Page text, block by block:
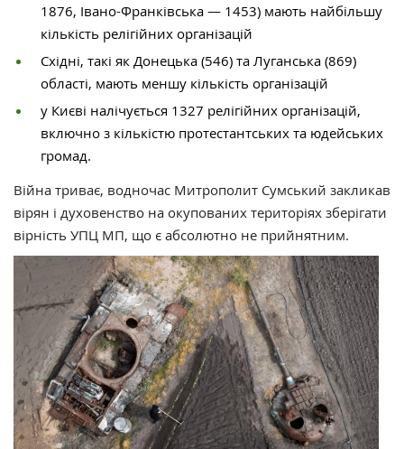
1876, Івано-Франківська — 1453) мають найбільшу
кількість релігійних організацій
Східні, такі як Донецька (546) та Луганська (869)
області, мають меншу кількість організацій
у Києві налічується 1327 релігійних організацій,
включно з кількістю протестантських та юдейських
громад.
Війна триває, водночас Митрополит Сумський закликав
вірян і духовенство на окупованих територіях зберігати
вірність УПЦ МП, що є абсолютно не прийнятним.